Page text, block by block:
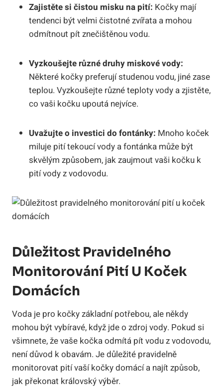
Zajistěte si čistou misku na pití: Kočky mají
tendenci být velmi čistotné zvířata a mohou
odmítnout pít znečištěnou vodu.
Vyzkoušejte různé druhy miskové vody:
Některé kočky preferují studenou vodu, jiné zase
teplou. Vyzkoušejte různé teploty vody a zjistěte,
co vaši kočku upoutá nejvíce.
Uvažujte o investici do fontánky: Mnoho koček
miluje pití tekoucí vody a fontánka může být
skvělým způsobem, jak zaujmout vaši kočku k
pití vody z vodovodu.
Důležitost Pravidelného
Monitorování Pití U Koček
Domácích
Voda je pro kočky základní potřebou, ale někdy
mohou být vybíravé, když jde o zdroj vody. Pokud si
všimnete, že vaše kočka odmítá pít vodu z vodovodu,
není důvod k obavám. Je důležité pravidelně
monitorovat pití vaší kočky domácí a najít způsob,
jak překonat královský výběr.